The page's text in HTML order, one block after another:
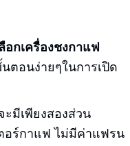
อกเครื่องชงกาแฟ
ตอนง่ายๆในการเปิด
ะมีเพียงสองส่วน
อร์กาแฟ ไม่มีค่าแฟรน